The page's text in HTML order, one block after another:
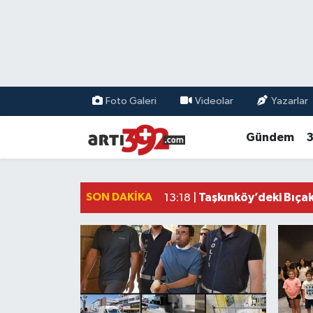
Foto Galeri Videolar Yazarlar
Gündem
vatangazetesi.com -
SON DAKIKA 13:18 | Taşkınköy’deki